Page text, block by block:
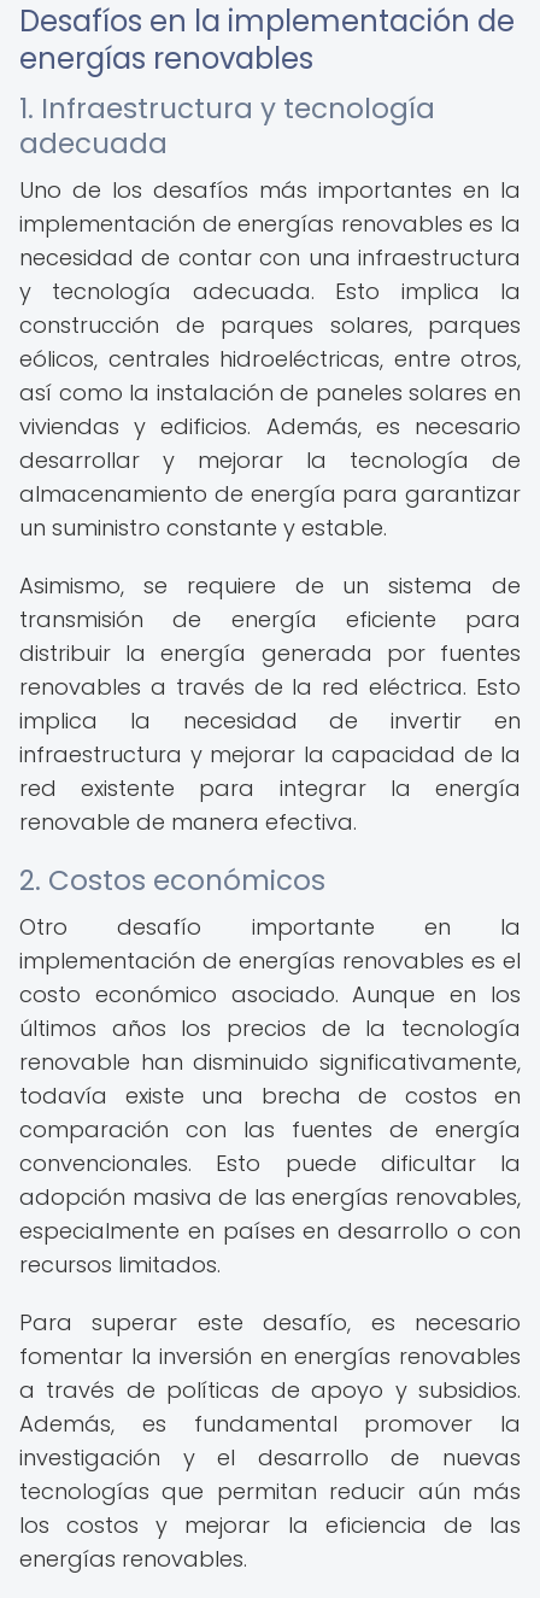
Desafíos en la implementación de
energías renovables
1. Infraestructura y tecnología
adecuada
Uno de los desafíos más importantes en la
implementación de energías renovables es la
necesidad de contar con una infraestructura
y tecnología adecuada. Esto implica la
construcción de parques solares, parques
eólicos, centrales hidroeléctricas, entre otros,
así como la instalación de paneles solares en
viviendas y edificios. Además, es necesario
desarrollar y mejorar la tecnología de
almacenamiento de energía para garantizar
un suministro constante y estable.
Asimismo, se requiere de un sistema de
transmisión de energía eficiente para
distribuir la energía generada por fuentes
renovables a través de la red eléctrica. Esto
implica la necesidad de invertir en
infraestructura y mejorar la capacidad de la
red existente para integrar la energía
renovable de manera efectiva.
2. Costos económicos
Otro desafío importante en la
implementación de energías renovables es el
costo económico asociado. Aunque en los
últimos años los precios de la tecnología
renovable han disminuido significativamente,
todavía existe una brecha de costos en
comparación con las fuentes de energía
convencionales. Esto puede dificultar la
adopción masiva de las energías renovables,
especialmente en países en desarrollo o con
recursos limitados.
Para superar este desafío, es necesario
fomentar la inversión en energías renovables
a través de políticas de apoyo y subsidios.
Además, es fundamental promover la
investigación y el desarrollo de nuevas
tecnologías que permitan reducir aún más
los costos y mejorar la eficiencia de las
energías renovables.